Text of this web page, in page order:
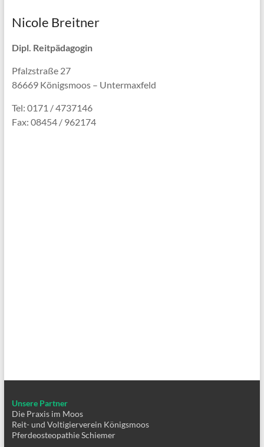
Nicole Breitner
Dipl. Reitpädagogin
Pfalzstraße 27
86669 Königsmoos – Untermaxfeld
Tel: 0171 / 4737146
Fax: 08454 / 962174
Unsere Partner
Die Praxis im Moos
Reit- und Voltigierverein Königsmoos
Pferdeosteopathie Schiemer